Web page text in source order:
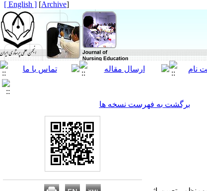
[
Archive
]
[ English ]
برگشت به فهرست نسخه ها